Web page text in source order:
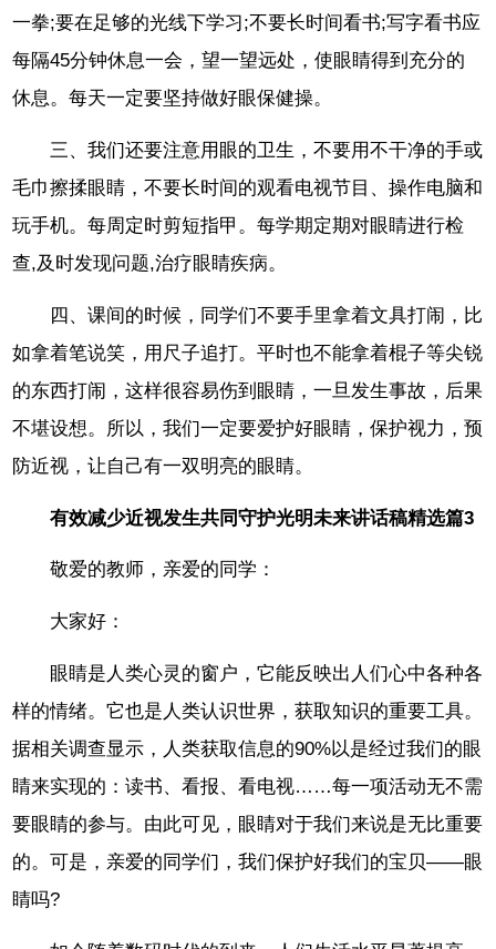
一拳;要在足够的光线下学习;不要长时间看书;写字看书应
每隔45分钟休息一会，望一望远处，使眼睛得到充分的
休息。每天一定要坚持做好眼保健操。
三、我们还要注意用眼的卫生，不要用不干净的手或
毛巾擦揉眼睛，不要长时间的观看电视节目、操作电脑和
玩手机。每周定时剪短指甲。每学期定期对眼睛进行检
查,及时发现问题,治疗眼睛疾病。
四、课间的时候，同学们不要手里拿着文具打闹，比
如拿着笔说笑，用尺子追打。平时也不能拿着棍子等尖锐
的东西打闹，这样很容易伤到眼睛，一旦发生事故，后果
不堪设想。所以，我们一定要爱护好眼睛，保护视力，预
防近视，让自己有一双明亮的眼睛。
有效减少近视发生共同守护光明未来讲话稿精选篇3
敬爱的教师，亲爱的同学：
大家好：
眼睛是人类心灵的窗户，它能反映出人们心中各种各
样的情绪。它也是人类认识世界，获取知识的重要工具。
据相关调查显示，人类获取信息的90%以是经过我们的眼
睛来实现的：读书、看报、看电视……每一项活动无不需
要眼睛的参与。由此可见，眼睛对于我们来说是无比重要
的。可是，亲爱的同学们，我们保护好我们的宝贝——眼
睛吗?